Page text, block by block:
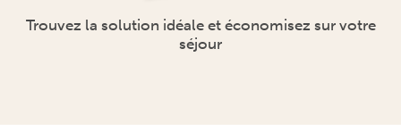
Trouvez la solution idéale et économisez sur votre
séjour